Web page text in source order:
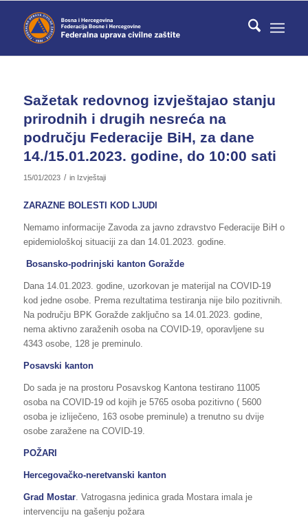
Sažetak redovnog izvještajao stanju
prirodnih i drugih nesreća na
području Federacije BiH, za dane
14./15.01.2023. godine, do 10:00 sati
15/01/2023 / in Izvještaji
ZARAZNE BOLESTI KOD LJUDI
Nemamo informacije Zavoda za javno zdravstvo Federacije BiH o
epidemiološkoj situaciji za dan 14.01.2023. godine.
Bosansko-podrinjski kanton Goražde
Dana 14.01.2023. godine, uzorkovan je materijal na COVID-19
kod jedne osobe. Prema rezultatima testiranja nije bilo pozitivnih.
Na području BPK Goražde zaključno sa 14.01.2023. godine,
nema aktivno zaraženih osoba na COVID-19, oporavljene su
4343 osobe, 128 je preminulo.
Posavski kanton
Do sada je na prostoru Posavskog Kantona testirano 11005
osoba na COVID-19 od kojih je 5765 osoba pozitivno ( 5600
osoba je izliječeno, 163 osobe preminule) a trenutno su dvije
osobe zaražene na COVID-19.
POŽARI
Hercegovačko-neretvanski kanton
Grad Mostar. Vatrogasna jedinica grada Mostara imala je
intervenciju na gašenju požara